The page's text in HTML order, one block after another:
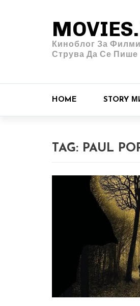
Киноблог За
Струва Да Се Пише
HOME STORY
TAG: PAUL